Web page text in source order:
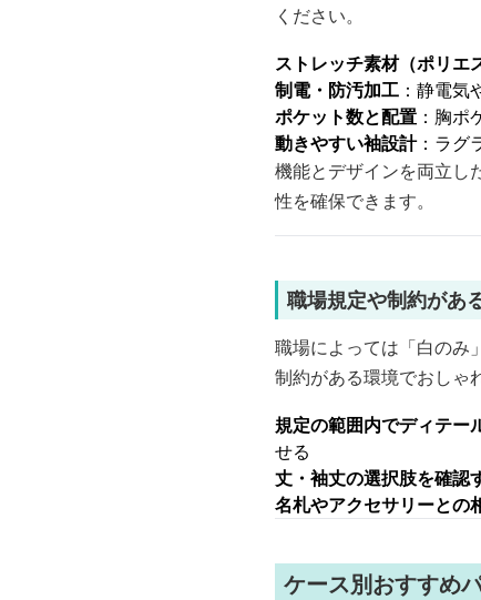
ください。
ストレッチ素材（ポリエ
制電・防汚加工 ：静電
ポケット数と配置 ：胸
動きやすい袖設計：ラグ
機能とデザインを両立し
性を確保できます。
職場規定や制約があ
職場によっては「白のみ
制約がある環境でおしゃ
規定の範囲内でディテー
せる
丈・袖丈の選択肢を確認
名札やアクセサリーとの
ケース別おすすめ